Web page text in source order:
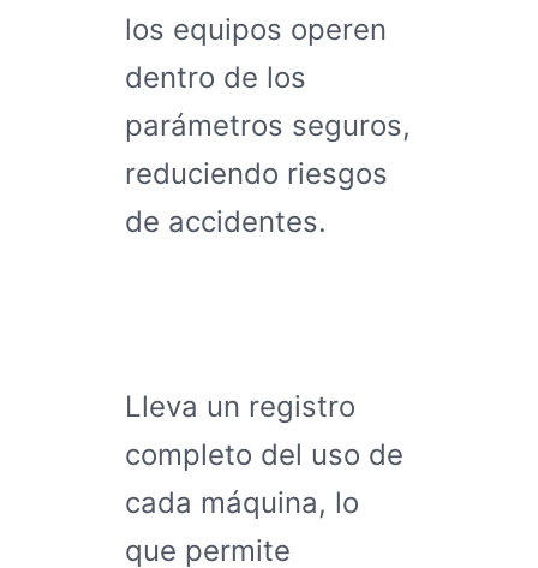
los equipos operen
dentro de los
parámetros seguros,
reduciendo riesgos
de accidentes.
Lleva un registro
completo del uso de
cada máquina, lo
que permite